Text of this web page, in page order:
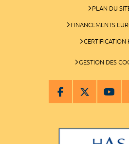
PLAN DU
FINANCEMENTS
CERTIFICATION
GESTION DES